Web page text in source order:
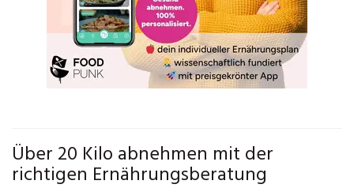
Über 20 Kilo abnehmen mit der
richtigen Ernährungsberatung